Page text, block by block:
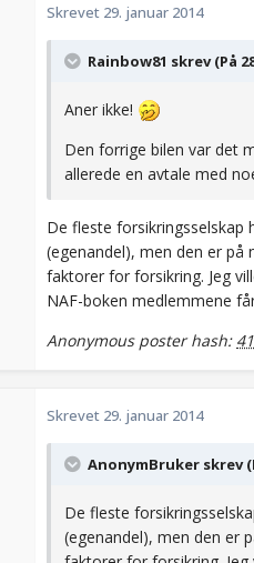
Skrevet 29. januar 2014
Rainbow81 skrev (På
Aner ikke!
Den forrige bilen var det
allerede en avtale med
De fleste forsikringsselskap
(egenandel), men den er på
faktorer for forsikring. Jeg
NAF-boken medlemmene
Anonymous poster hash:
Skrevet 29. januar 2014
AnonymBruker skrev
De fleste
(egenandel), men den er